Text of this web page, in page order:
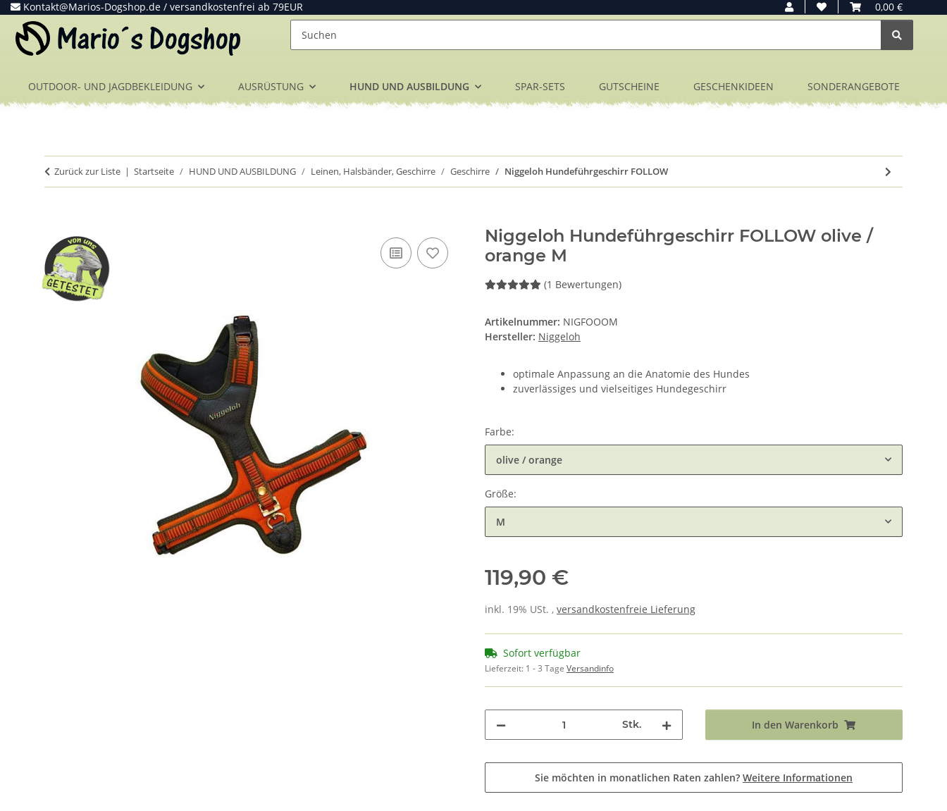
Kontakt@Marios-Dogshop.de / versandkostenfrei ab 79EUR 0,00 €
OUTDOOR- UND JAGDBEKLEIDUNG AUSRÜSTUNG HUND UND AUSBILDUNG SPAR-SETS GUTSCHEINE GESCHENKIDEEN SONDERANGEBOTE
Zurück zur Liste Startseite HUND UND AUSBILDUNG Leinen, Halsbänder, Geschirre Geschirre Niggeloh Hundeführgeschirr FOLLOW
Niggeloh Hundeführgeschirr FOLLOW olive /
orange M
(1 Bewertungen)
Artikelnummer: NIGFOOOM
Hersteller: Niggeloh
optimale Anpassung an die Anatomie des Hundes
zuverlässiges und vielseitiges Hundegeschirr
Farbe:
olive / orange
Größe:
M
119,90 €
inkl. 19% USt. , versandkostenfreie Lieferung
Sofort verfügbar
Lieferzeit: 1 - 3 Tage Versandinfo
Stk. In den Warenkorb
Sie möchten in monatlichen Raten zahlen? Weitere Informationen